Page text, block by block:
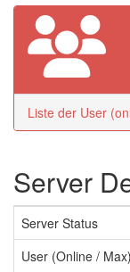
Liste der User
Server
Server Status
User (Online / Max)